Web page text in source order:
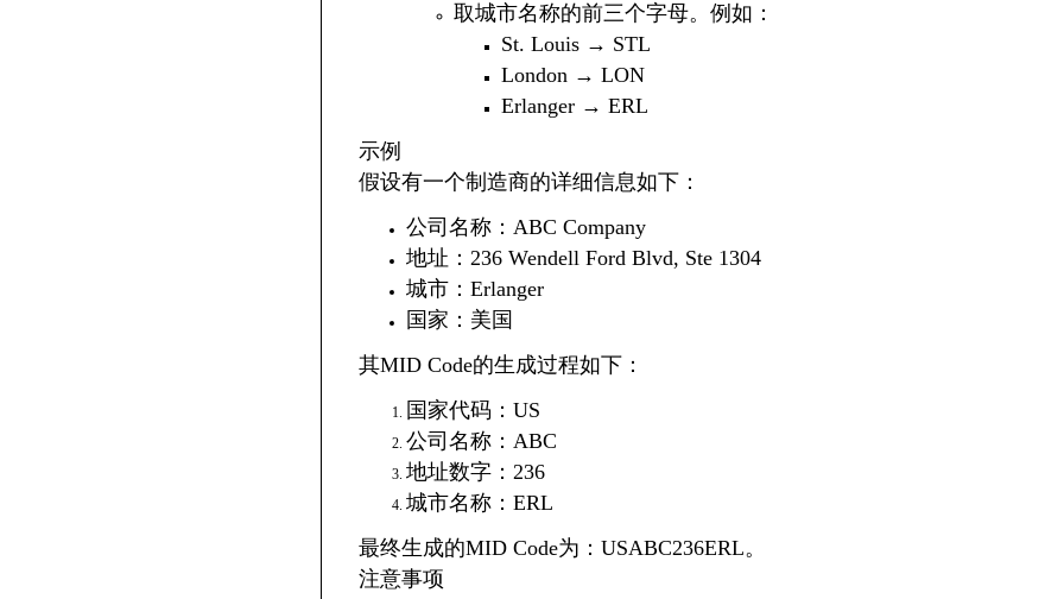
取城市名称的前三个字母。例如：
St. Louis → STL
London → LON
Erlanger → ERL
示例
假设有一个制造商的详细信息如下：
公司名称：ABC Company
地址：236 Wendell Ford Blvd, Ste 1304
城市：Erlanger
国家：美国
其MID Code的生成过程如下：
国家代码：US
公司名称：ABC
地址数字：236
城市名称：ERL
最终生成的MID Code为：USABC236ERL。
注意事项